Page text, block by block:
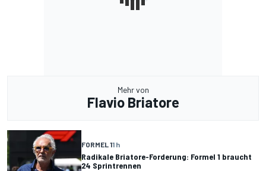
Mehr von
Flavio Briatore
FORMEL 11 h
Radikale Briatore-Forderung: Formel 1 braucht
24 Sprintrennen